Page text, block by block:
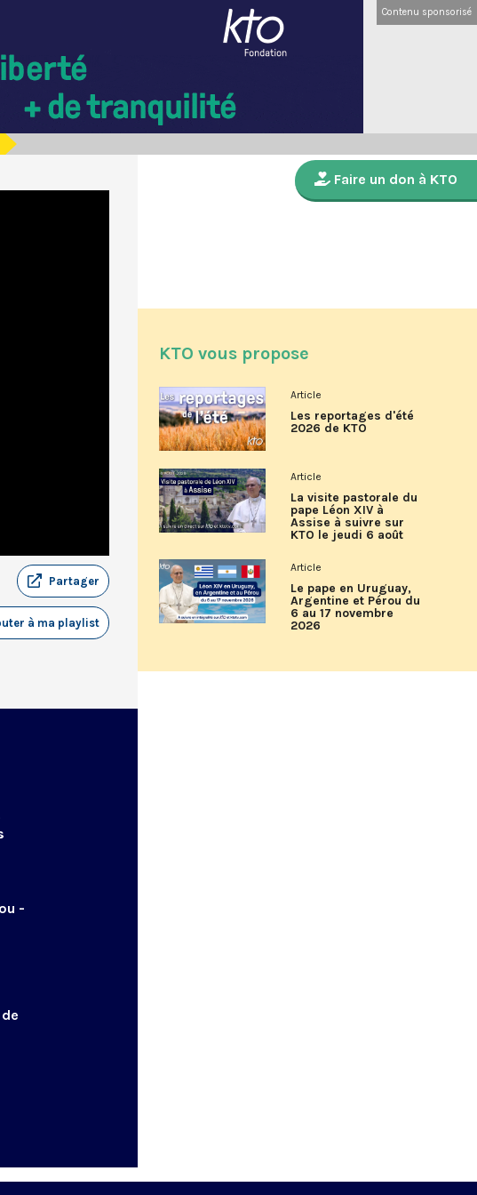
Contenu sponsorisé
Partager
à ma playlist
-
Faire un don à KTO
KTO vous propose
Article
Les reportages d'été
2026 de KTO
Article
La visite pastorale du
pape Léon XIV à
Assise à suivre sur
KTO le jeudi 6 août
Article
Le pape en Uruguay,
Argentine et Pérou du
6 au 17 novembre
2026